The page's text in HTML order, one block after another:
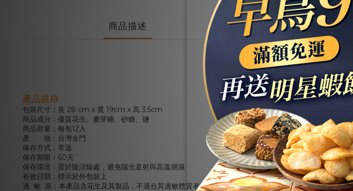
商品描述 送貨及付
商品描述
產品規格
包裝尺寸：長 28 cm x 寬 19cm x 高 3.5cm
商品成分：優質花生、麥芽糖、砂糖、鹽
商品容量：每包12入
產 地：台灣金門
保存方式：常溫
保存期限：60天
保存環境：置於陰涼燥處，避免陽光直射與高溫潮濕
有效日期：標示於外包裝上
過 敏 原：本產品含花生及其製品，不適合其過敏體質者食用